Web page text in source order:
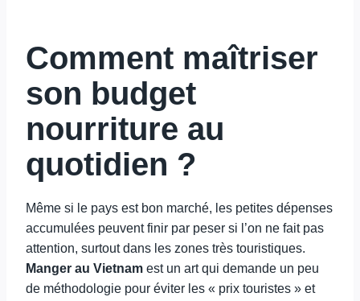
Comment maîtriser
son budget
nourriture au
quotidien ?
Même si le pays est bon marché, les petites dépenses
accumulées peuvent finir par peser si l’on ne fait pas
attention, surtout dans les zones très touristiques.
Manger au Vietnam est un art qui demande un peu
de méthodologie pour éviter les « prix touristes » et